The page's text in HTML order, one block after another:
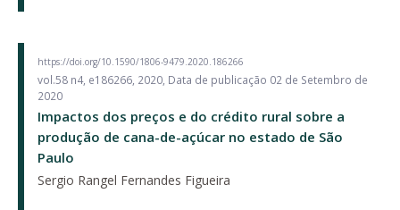
https://doi.org/10.1590/1806-9479.2020.186266
vol.58 n4, e186266, 2020, Data de publicação 02 de Setembro de
2020
Impactos dos preços e do crédito rural sobre a
produção de cana-de-açúcar no estado de São
Paulo
Sergio Rangel Fernandes Figueira